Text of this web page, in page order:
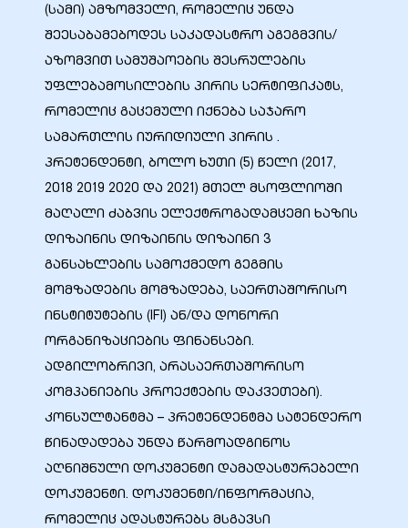
(სამი) ამზომველი, რომელიც უნდა
შეესაბამებოდეს საკადასტრო აგეგმვის/
აზომვით სამუშაოების შესრულების
უფლებამოსილების პირის სერტიფიკატს,
რომელიც გაცემული იქნება საჯარო
სამართლის იურიდიული პირის .
პრეტენდენტი, ბოლო ხუთი (5) წელი (2017,
2018 2019 2020 და 2021) მთელ მსოფლიოში
მაღალი ძაბვის ელექტროგადამცემი ხაზის
დიზაინის დიზაინის დიზაინი 3
განსახლების სამოქმედო გეგმის
მომზადების მომზადება, საერთაშორისო
ინსტიტუტების (IFI) ან/და დონორი
ორგანიზაციების ფინანსები.
ადგილობრივი, არასაერთაშორისო
კომპანიების პროექტების დაკვეთები).
კონსულტანტმა – პრეტენდენტმა სატენდერო
წინადადება უნდა წარმოადგინოს
აღნიშნული დოკუმენტი დამადასტურებელი
დოკუმენტი. დოკუმენტი/ინფორმაცია,
რომელიც ადასტურებს მსგავსი